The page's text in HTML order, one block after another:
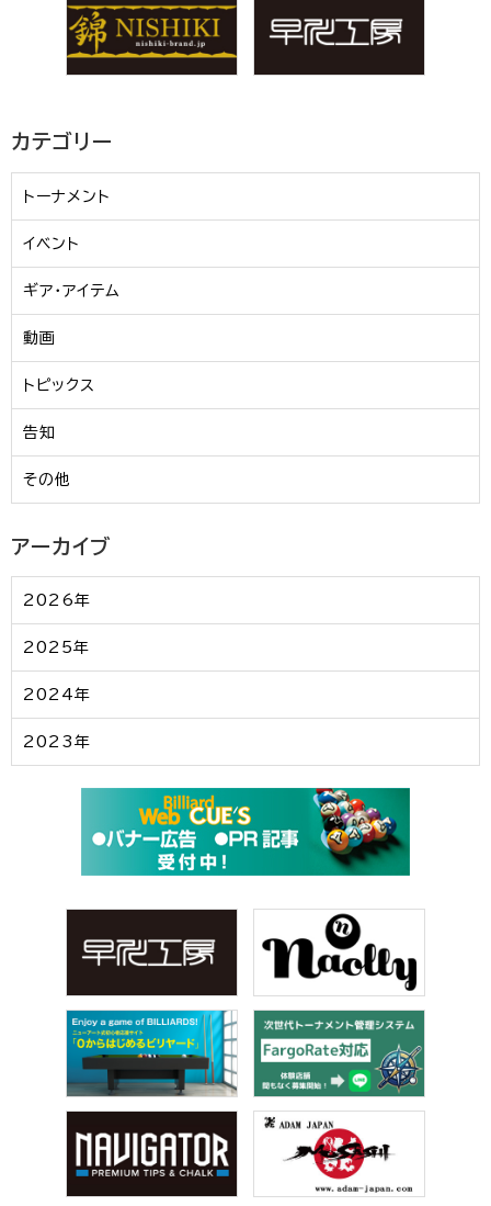
カテゴリー
トーナメント
イベント
ギア・アイテム
動画
トピックス
告知
その他
アーカイブ
2026年
2025年
2024年
2023年